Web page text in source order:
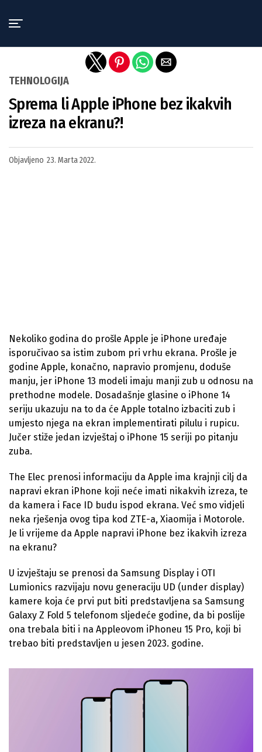
TEHNOLOGIJA
Sprema li Apple iPhone bez ikakvih
izreza na ekranu?!
Objavljeno 23. Marta 2022.
Nekoliko godina do prošle Apple je iPhone uređaje
isporučivao sa istim zubom pri vrhu ekrana. Prošle je
godine Apple, konačno, napravio promjenu, doduše
manju, jer iPhone 13 modeli imaju manji zub u odnosu na
prethodne modele. Dosadašnje glasine o iPhone 14
seriju ukazuju na to da će Apple totalno izbaciti zub i
umjesto njega na ekran implementirati pilulu i rupicu.
Jučer stiže jedan izvještaj o iPhone 15 seriji po pitanju
zuba.
The Elec prenosi informaciju da Apple ima krajnji cilj da
napravi ekran iPhone koji neće imati nikakvih izreza, te
da kamera i Face ID budu ispod ekrana. Već smo vidjeli
neka rješenja ovog tipa kod ZTE-a, Xiaomija i Motorole.
Je li vrijeme da Apple napravi iPhone bez ikakvih izreza
na ekranu?
U izvještaju se prenosi da Samsung Display i OTI
Lumionics razvijaju novu generaciju UD (under display)
kamere koja će prvi put biti predstavljena sa Samsung
Galaxy Z Fold 5 telefonom sljedeće godine, da bi poslije
ona trebala biti i na Appleovom iPhoneu 15 Pro, koji bi
trebao biti predstavljen u jesen 2023. godine.